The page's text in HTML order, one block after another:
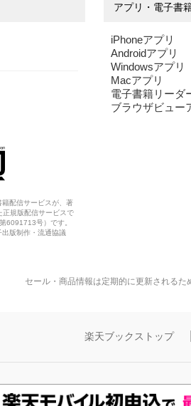
配信サービスが、著
正規版配信サービスで
6091713号）です。
版制作・流通協議
アプリ・電子書
iPhoneアプリ
Androidアプリ
Windowsアプリ
Macアプリ
電子書籍リーダ
ブラウザビュー
セール・商品情報は定期的に更新される
楽天ブックストップ